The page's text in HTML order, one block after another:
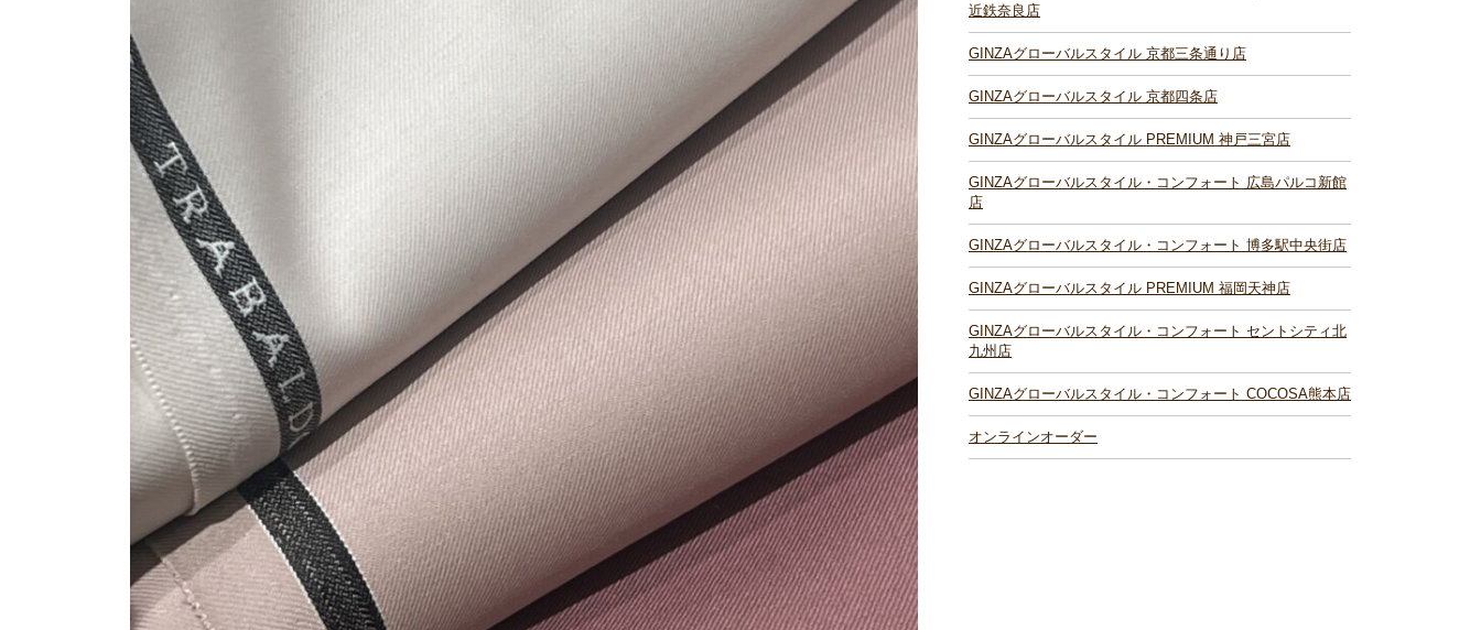
近鉄奈良店
GINZAグローバルスタイル 京都三条通り店
GINZAグローバルスタイル 京都四条店
GINZAグローバルスタイル PREMIUM 神戸三宮店
GINZAグローバルスタイル・コンフォート 広島パルコ新館
店
GINZAグローバルスタイル・コンフォート 博多駅中央街店
GINZAグローバルスタイル PREMIUM 福岡天神店
GINZAグローバルスタイル・コンフォート セントシティ北
九州店
GINZAグローバルスタイル・コンフォート COCOSA熊本店
オンラインオーダー